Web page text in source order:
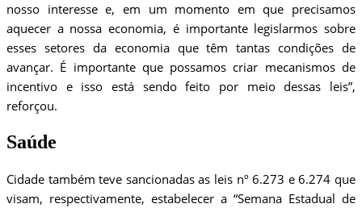
nosso interesse e, em um momento em que precisamos
aquecer a nossa economia, é importante legislarmos sobre
esses setores da economia que têm tantas condições de
avançar. É importante que possamos criar mecanismos de
incentivo e isso está sendo feito por meio dessas leis”,
reforçou.
Saúde
Cidade também teve sancionadas as leis nº 6.273 e 6.274 que
visam, respectivamente, estabelecer a “Semana Estadual de